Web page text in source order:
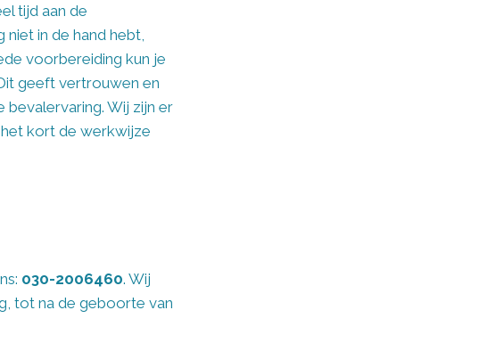
tijd aan de
in de hand hebt,
voorbereiding kun je
geeft vertrouwen en
bevalervaring. Wij zijn er
het kort de werkwijze
030-2006460. Wij
tot na de geboorte van